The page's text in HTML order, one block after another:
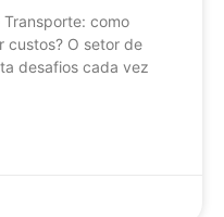
Transporte: como
custos? O setor de
desafios cada vez